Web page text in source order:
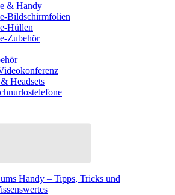
& Handy
Bildschirmfolien
Hüllen
Zubehör
Headsets
Handy – Tipps, Tricks und